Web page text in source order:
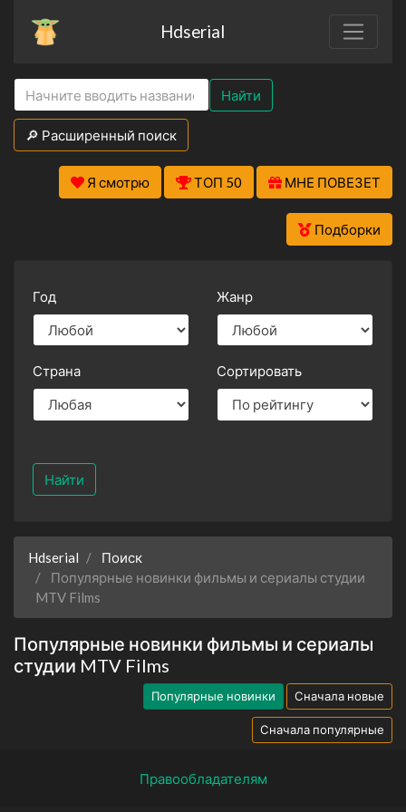
Hdserial
Найти
🔎 Расширенный поиск
Я смотрю ТОП 50 МНЕ ПОВЕЗЕТ
Подборки
Год Жанр
Страна Сортировать
Найти
Hdserial
Поиск
Популярные новинки фильмы и сериалы студии
MTV Films
Популярные новинки фильмы и сериалы
студии MTV Films
Популярные новинки Сначала новые
Сначала популярные
Правообладателям